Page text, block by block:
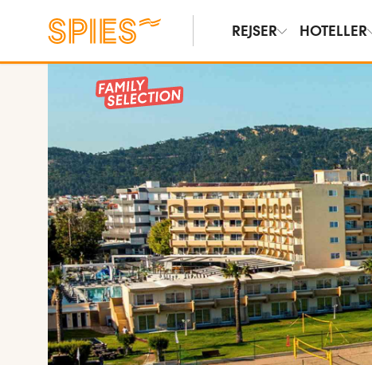
REJSER HOTELLER
Vis billeder